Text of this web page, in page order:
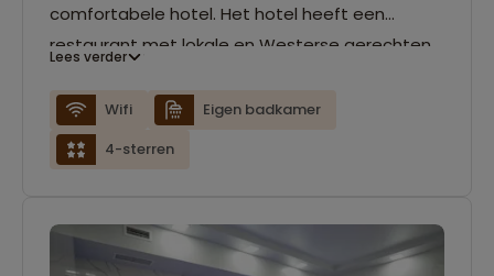
comfortabele hotel. Het hotel heeft een
restaurant met lokale en Westerse gerechten
Lees verder
Wifi
Eigen badkamer
4-sterren